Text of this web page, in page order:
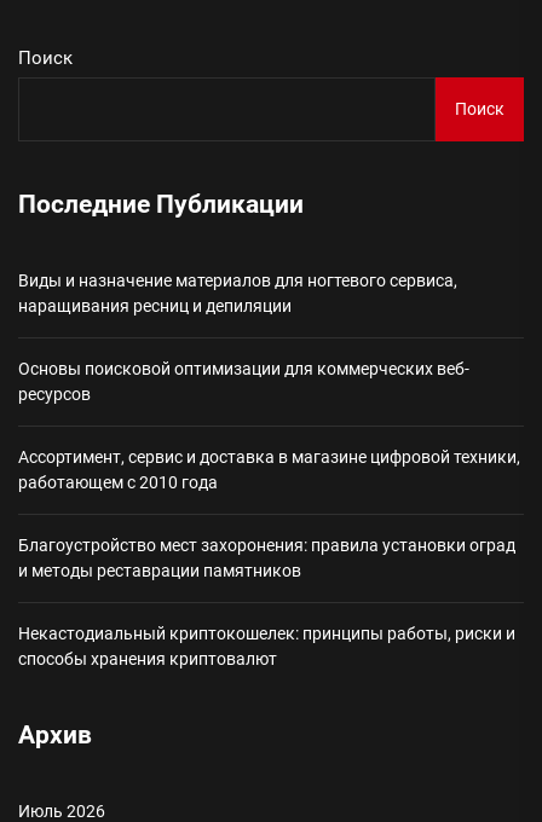
Поиск
Поиск
Последние Публикации
Виды и назначение материалов для ногтевого сервиса,
наращивания ресниц и депиляции
Основы поисковой оптимизации для коммерческих веб-
ресурсов
Ассортимент, сервис и доставка в магазине цифровой техники,
работающем с 2010 года
Благоустройство мест захоронения: правила установки оград
и методы реставрации памятников
Некастодиальный криптокошелек: принципы работы, риски и
способы хранения криптовалют
Архив
Июль 2026